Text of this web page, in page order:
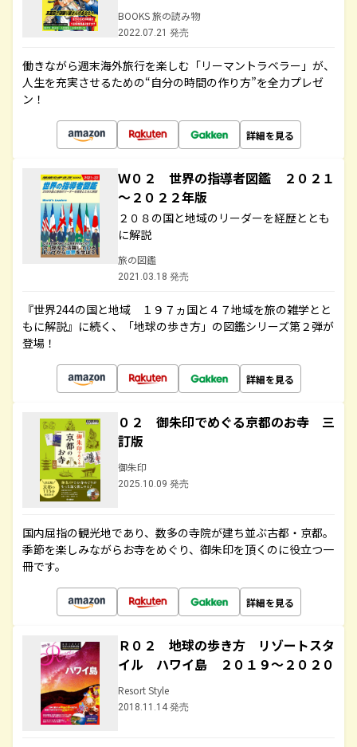
BOOKS 旅の読み物
2022.07.21 発売
働きながら週末海外旅行を楽しむ「リーマントラベラー」が、
人生を充実させるための“自分の時間の作り方”を全力プレゼ
ン！
詳細を見る
Ｗ０２ 世界の指導者図鑑 ２０２１
～２０２２年版
２０８の国と地域のリーダーを経歴ととも
に解説
旅の図鑑
2021.03.18 発売
『世界244の国と地域 １９７ヵ国と４７地域を旅の雑学とと
もに解説』に続く、「地球の歩き方」の図鑑シリーズ第２弾が
登場！
詳細を見る
０２ 御朱印でめぐる京都のお寺 三
訂版
御朱印
2025.10.09 発売
国内屈指の観光地であり、数多の寺院が建ち並ぶ古都・京都。
季節を楽しみながらお寺をめぐり、御朱印を頂くのに役立つ一
冊です。
詳細を見る
Ｒ０２ 地球の歩き方 リゾートスタ
イル ハワイ島 ２０１９～２０２０
Resort Style
2018.11.14 発売